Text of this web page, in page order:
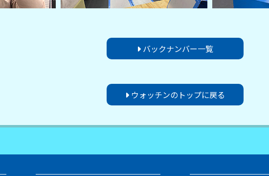
バックナンバー一覧
ウォッチンのトップに戻る